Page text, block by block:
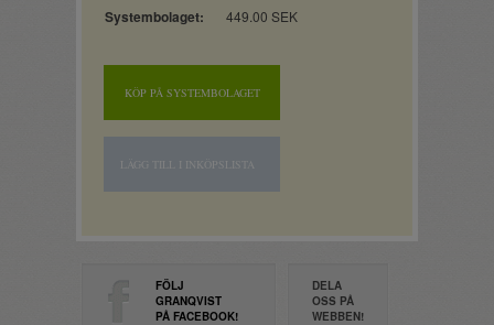
Systembolaget: 449.00 SEK
KÖP PÅ SYSTEMBOLAGET
LÄGG TILL I INKÖPSLISTA
FÖLJ
GRANQVIST
PÅ FACEBOOK!
DELA
OSS PÅ
WEBBEN!